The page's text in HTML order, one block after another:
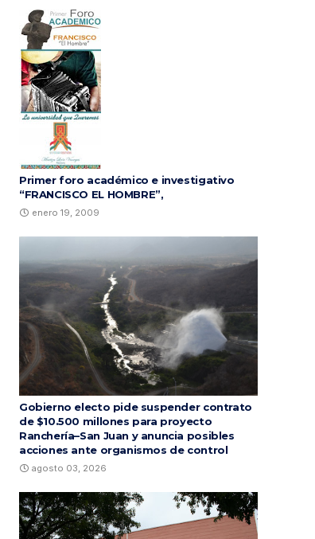
Primer foro académico e investigativo
“FRANCISCO EL HOMBRE”,
enero 19, 2009
Gobierno electo pide suspender contrato
de $10.500 millones para proyecto
Ranchería–San Juan y anuncia posibles
acciones ante organismos de control
agosto 03, 2026